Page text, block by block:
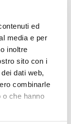
ed
media e per
inoltre
sito con i
dati web,
combinarle
o che hanno
ci
di
a